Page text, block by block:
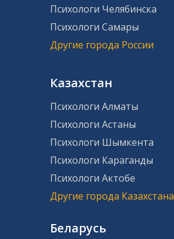
Психологи Челябинска
Психологи Самары
Другие города России
Казахстан
Психологи Алматы
Психологи Астаны
Психологи Шымкента
Психологи Караганды
Психологи Актобе
Другие города Казахстана
Беларусь